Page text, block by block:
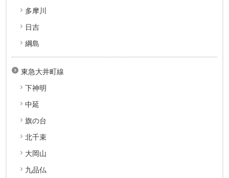
多摩川
日吉
綱島
東急大井町線
下神明
中延
旗の台
北千束
大岡山
九品仏